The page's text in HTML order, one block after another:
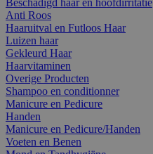
Anti Roos
Haaruitval en Futloos Haar
Luizen haar
Gekleurd Haar
Haarvitaminen
Overige Producten
Shampoo en conditionner
Manicure en Pedicure
Handen
Manicure en Pedicure/Handen
Voeten en Benen